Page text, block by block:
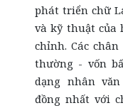
phát triển chữ
và kỹ thuật của
chỉnh. Các
thường - vốn
dạng nhân
đồng nhất với